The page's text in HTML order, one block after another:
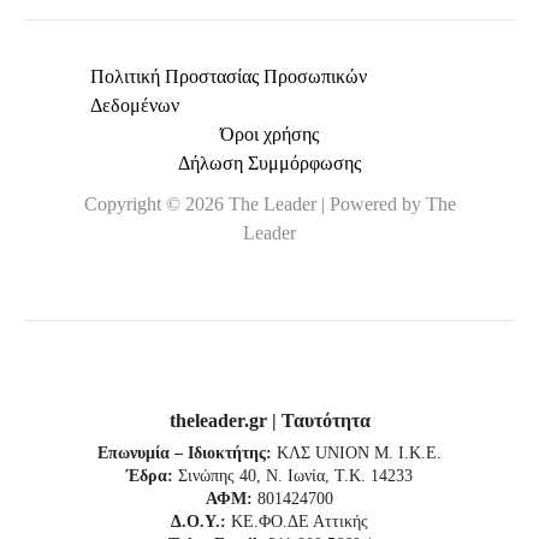
Πολιτική Προστασίας Προσωπικών
Δεδομένων
Όροι χρήσης
Δήλωση Συμμόρφωσης
Copyright © 2026 The Leader | Powered by The
Leader
theleader.gr | Ταυτότητα
Επωνυμία – Ιδιοκτήτης: ΚΛΣ UNION Μ. Ι.Κ.Ε.
Έδρα: Σινώπης 40, Ν. Ιωνία, Τ.Κ. 14233
ΑΦΜ: 801424700
Δ.Ο.Υ.: ΚΕ.ΦΟ.ΔΕ Αττικής